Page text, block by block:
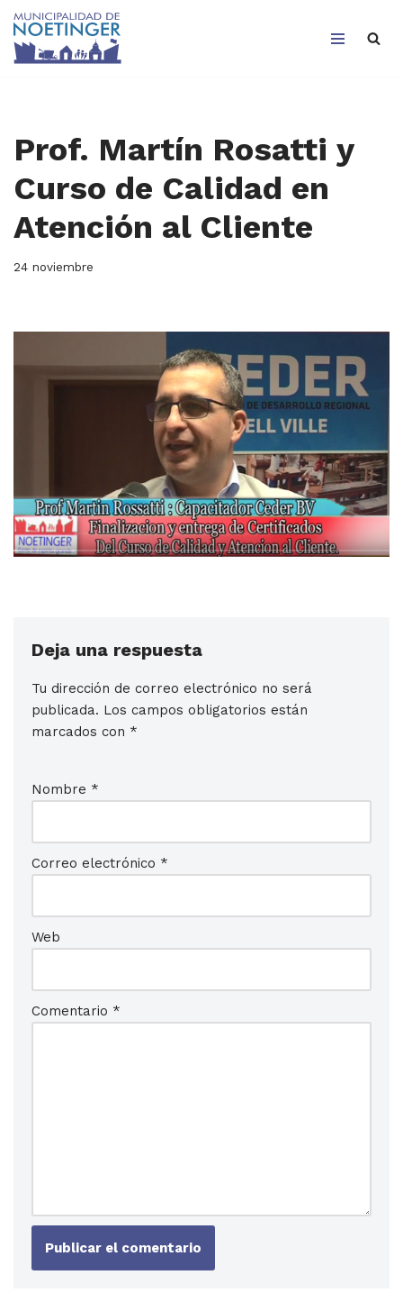
Saltar
Prof. Martín Rosatti y
Curso de Calidad en
Atención al Cliente
24 noviembre
Deja una respuesta
Tu dirección de correo electrónico no será
publicada. Los campos obligatorios están
marcados con *
Nombre *
Correo electrónico *
Web
Comentario *